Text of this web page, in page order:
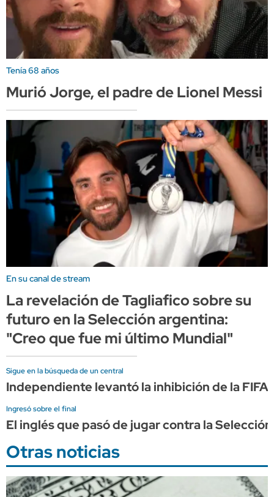
Tenía 68 años
Murió Jorge, el padre de Lionel Messi
En su canal de stream
La revelación de Tagliafico sobre su
futuro en la Selección argentina:
"Creo que fue mi último Mundial"
Sigue en la búsqueda de un central
Independiente levantó la inhibición de la
Ingresó sobre el final
El inglés que pasó de jugar contra la
Otras noticias